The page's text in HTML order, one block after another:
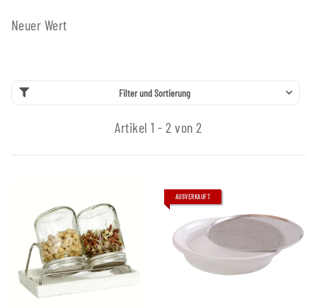
Neuer Wert
Filter und Sortierung
Artikel 1 - 2 von 2
AUSVERKAUFT